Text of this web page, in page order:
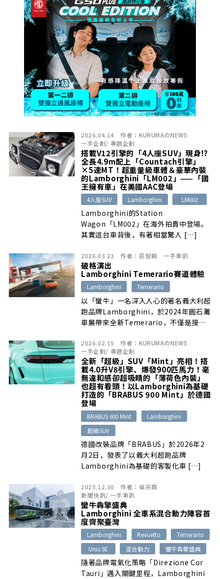
2026.04.14 作者： KURUMAのNEWS
一手企劃/ 專題企劃
搭載V12引擎的「4人座SUV」現身!?
全長4.9m配上「Countach引擎」
×5速MT！超重量級車體＆豪華內裝
的Lamborghini「LM002」——「國
王擁有車」在美國AAC登場
4人座SUV Lamborghini LM002
Lamborghini的Station
Wagon「LM002」在海外拍賣中登場。
其實這台車背後，有著相當驚人 […]
2026.03.23 作者： 莊智顯 一手車訊
破格演出
Lamborghini Temerario賽道體驗
Lamborghini Temerario
以「蠻牛」一名深入人心的著名義大利超
跑品牌Lamborghini，於2024年圓石灘
車展帶來全新Temerario，不僅是接續
合動力超跑，更代表著品牌全面邁向電能
化世代。不過對大部分車迷來說，卻多半
只是將Temerario當作直接取代
Huracan的「新款小牛」，事實上，
Temerario雖然接替家族入門定位，但
整體車格設定早已跳脫過往入門超跑級
距，因此，Lamborghini Taipei在原廠
支持下選定麗寶國際賽道作為全新
Temerario的國內首次動態試駕場地，
讓臺灣熱血愛好者與受邀媒體能夠深入感
受新車的真正性能實力！
2026.02.15 作者： KURUMAのNEWS
一手企劃/ 專題企劃
全新「超級」SUV「Mint」亮相！搭
載4.0升V8引擎、爆發900匹馬力！毫
無違和感卻超吸睛的「薄荷色內裝」
也超有看頭！以Lamborghini為基礎
打造的「BRABUS 900 Mint」於德國
登場
BRABUS 900 Mint
Lamborghini
超級SUV
德國改裝品牌「BRABUS」於2026年2
月2日，發表了以義大利超跑品牌
Lamborghini為基礎的客製化車 […]
2025.12.30 作者： 吳宗霖
新聞快訊/ 一手車訊
蠻牛犇擎盛典
Lamborghini 全車系混合動力陣容首
度齊聚臺灣
Lamborghini Revuelto
Temerario
Urus SE
混合動力 蠻牛犇擎盛典
隨著品牌電氣化策略「Direzione Cor
Tauri」邁入關鍵里程，Lamborghini